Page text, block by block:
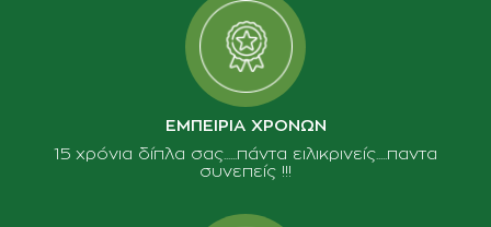
ΕΜΠΕΙΡΙΑ ΧΡΟΝΩΝ
15 χρόνια δίπλα σας......πάντα ειλικρινείς.....παντα
συνεπείς !!!